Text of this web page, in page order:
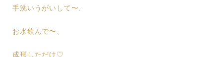
手洗いうがいして〜、
お水飲んで〜、
成形しただけ♡